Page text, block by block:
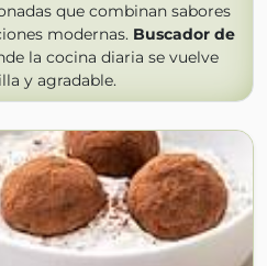
que combinan sabores
modernas. Buscador de
la cocina diaria se vuelve
y agradable.